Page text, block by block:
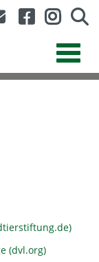
(dvl.org)